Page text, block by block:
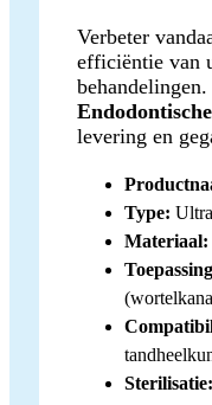
Verbeter
efficiëntie van
behandelingen.
levering en
Type:
Materiaal:
Sterilisatie: